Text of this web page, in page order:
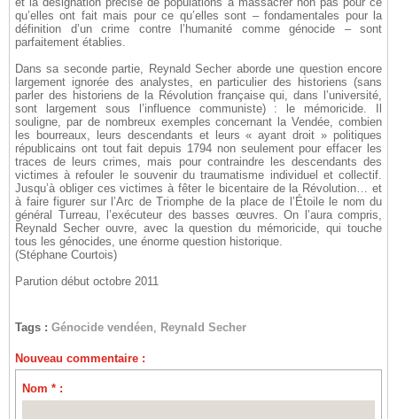
qu’elles ont fait mais pour ce qu’elles sont – fondamentales pour la
définition d’un crime contre l’humanité comme génocide – sont
parfaitement établies.
Dans sa seconde partie, Reynald Secher aborde une question encore
largement ignorée des analystes, en particulier des historiens (sans
parler des historiens de la Révolution française qui, dans l’université,
sont largement sous l’influence communiste) : le mémoricide. Il
souligne, par de nombreux exemples concernant la Vendée, combien
les bourreaux, leurs descendants et leurs « ayant droit » politiques
républicains ont tout fait depuis 1794 non seulement pour effacer les
traces de leurs crimes, mais pour contraindre les descendants des
victimes à refouler le souvenir du traumatisme individuel et collectif.
Jusqu’à obliger ces victimes à fêter le bicentaire de la Révolution… et
à faire figurer sur l’Arc de Triomphe de la place de l’Étoile le nom du
général Turreau, l’exécuteur des basses œuvres. On l’aura compris,
Reynald Secher ouvre, avec la question du mémoricide, qui touche
tous les génocides, une énorme question historique.
(Stéphane Courtois)
Parution début octobre 2011
Tags : Génocide vendéen, Reynald Secher
Nouveau commentaire :
Nom * :